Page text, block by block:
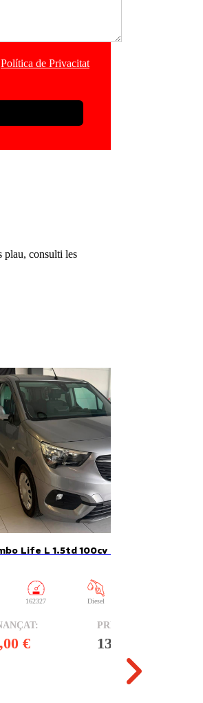
Política de Privacitat
plau, consulti les
Life L 1.5td 100cv s/s selective
162327 Diesel
13.500,00 €
€